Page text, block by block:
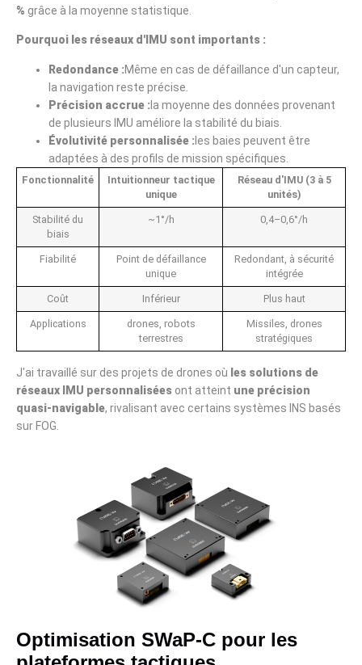
% grâce à la moyenne statistique.
Pourquoi les réseaux d'IMU sont importants :
Redondance :Même en cas de défaillance d'un capteur,
la navigation reste précise.
Précision accrue : la moyenne des données provenant
de plusieurs IMU améliore la stabilité du biais.
Évolutivité personnalisée : les baies peuvent être
adaptées à des profils de mission spécifiques.
Fonctionnalité
Intuitionneur tactique
unique
Réseau d'IMU (3 à 5
unités)
Stabilité du
biais
~1°/h 0,4–0,6°/h
Fiabilité
Point de défaillance
unique
Redondant, à sécurité
intégrée
Coût Inférieur Plus haut
Applications
drones, robots
terrestres
Missiles, drones
stratégiques
J'ai travaillé sur des projets de drones où les solutions de
réseaux IMU personnalisées ont atteint une précision
quasi-navigable, rivalisant avec certains systèmes INS basés
sur FOG.
Optimisation SWaP-C pour les